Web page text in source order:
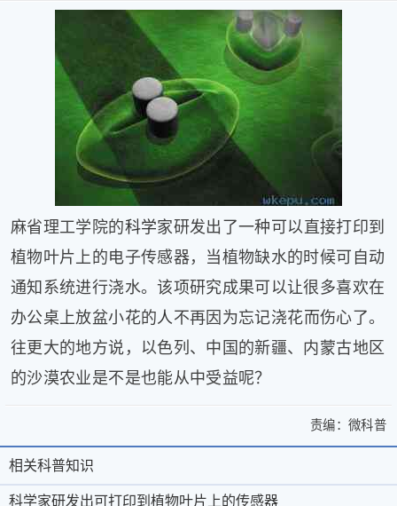
术
人
生
活
科
流
问
答
麻省理工学院的科学家研发出了一种可以直接打印到
植物叶片上的电子传感器，当植物缺水的时候可自动
通知系统进行浇水。该项研究成果可以让很多喜欢在
办公桌上放盆小花的人不再因为忘记浇花而伤心了。
往更大的地方说，以色列、中国的新疆、内蒙古地区
的沙漠农业是不是也能从中受益呢？
责编： 微科普
科
学
>
相
科
学
家
关
于
微
相关科普知识
科学家研发出可打印到植物叶片上的传感器